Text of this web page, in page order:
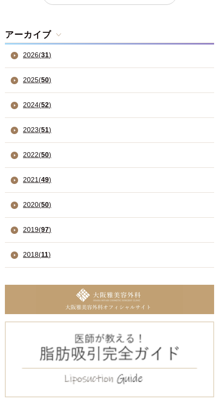
アーカイブ
2026(31)
2025(50)
2024(52)
2023(51)
2022(50)
2021(49)
2020(50)
2019(97)
2018(11)